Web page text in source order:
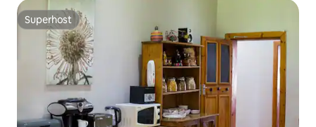
Superhost
Superhost